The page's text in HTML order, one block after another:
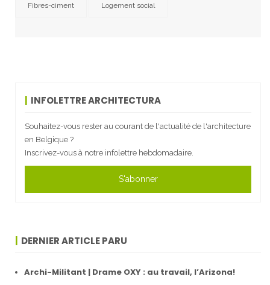
Fibres-ciment Logement social
INFOLETTRE ARCHITECTURA
Souhaitez-vous rester au courant de l'actualité de l'architecture
en Belgique ?
Inscrivez-vous à notre infolettre hebdomadaire.
S'abonner
DERNIER ARTICLE PARU
Archi-Militant | Drame OXY : au travail, l’Arizona!